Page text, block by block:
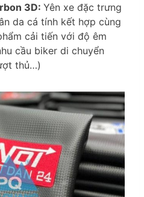
3D: Yên xe đặc trưng
da cá tính kết hợp cùng
cải tiến với độ êm
cầu biker di chuyển
thủ…)